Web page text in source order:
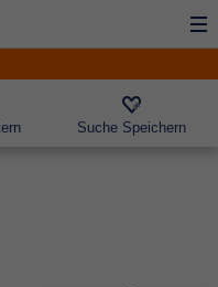
Suche Speichern